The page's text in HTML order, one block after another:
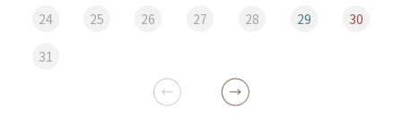
24 25 26 27 28 29 30
31